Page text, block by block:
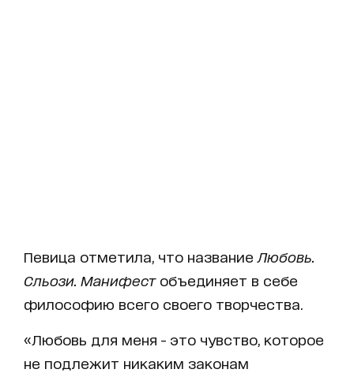
Певица отметила, что название Любовь.
Сльози. Манифестобъединяет в себе
философию всего своего творчества.
«Любовь для меня - это чувство, которое
не подлежит никаким законам